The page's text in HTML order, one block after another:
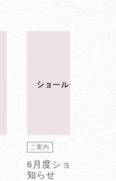
ご案内
6月度ショールーム
知らせ